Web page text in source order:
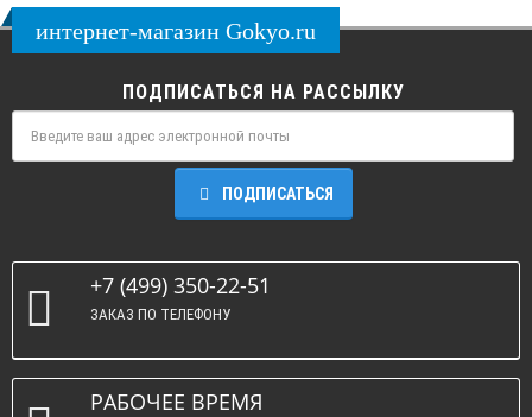
интернет-магазин Gokyo.ru
ПОДПИСАТЬСЯ НА РАССЫЛКУ
ПОДПИСАТЬСЯ
+7 (499) 350-22-51
ЗАКАЗ ПО ТЕЛЕФОНУ
РАБОЧЕЕ ВРЕМЯ